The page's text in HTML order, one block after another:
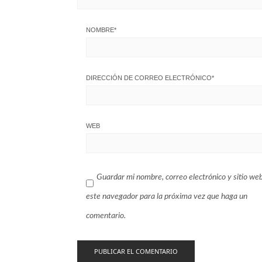
NOMBRE*
DIRECCIÓN DE CORREO ELECTRÓNICO*
WEB
Guardar mi nombre, correo electrónico y sitio
este navegador para la próxima vez que haga un
comentario.